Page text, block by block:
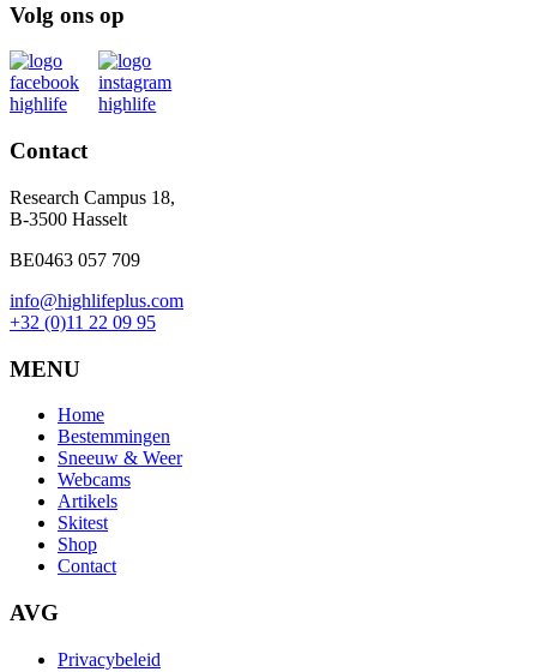
Volg ons op
Contact
Research Campus 18,
B-3500 Hasselt
BE0463 057 709
info@highlifeplus.com
+32 (0)11 22 09 95
MENU
Home
Bestemmingen
Sneeuw & Weer
Webcams
Artikels
Skitest
Shop
Contact
AVG
Privacybeleid